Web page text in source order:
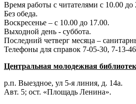
Время работы с читателями с 10.00 до
Без обеда.
Воскресенье – с 10.00 до 17.00.
Выходной день - суббота.
Последний четверг месяца –
Телефоны для справок 7-05-30, 7-13-46
Центральная молодежная
р.п. Выездное, ул 5-я линия, д. 14а.
Авт. 5; ост. «Площадь Ленина».